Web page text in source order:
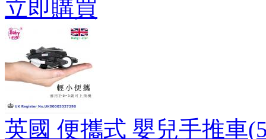
立即購買
英國 便攜式 嬰兒手推車